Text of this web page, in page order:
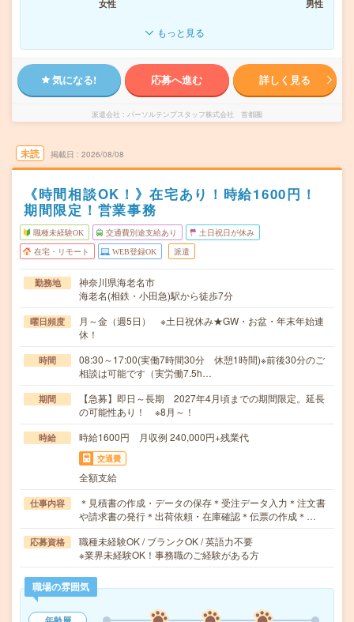
女性
男性
もっと見る
気になる! 応募へ進む 詳しく見る
派遣会社 パーソルテンプスタッフ株式会社 首都圏
未読 掲載日 2026/08/08
《時間相談OK！》在宅あり！時給1600円！
期間限定！営業事務
職種未経験OK 交通費別途支給あり 土日祝日が休み
在宅・リモート WEB登録OK 派遣
勤務地
神奈川県海老名市
海老名(相鉄・小田急)駅から徒歩7分
曜日頻度
月～金（週5日） ※土日祝休み★GW・お盆・年末年始連
休！
時間
08:30～17:00(実働7時間30分 休憩1時間)※前後30分のご
相談は可能です（実労働7.5h…
期間
【急募】即日～長期 2027年4月頃までの期間限定。延長
の可能性あり！ ※8月～！
時給 時給1600円 月収例 240,000円+残業代
交通費
全額支給
仕事内容
＊見積書の作成・データの保存＊受注データ入力＊注文書
や請求書の発行＊出荷依頼・在庫確認＊伝票の作成＊…
応募資格
職種未経験OK / ブランクOK / 英語力不要
※業界未経験OK！事務職のご経験がある方
職場の雰囲気